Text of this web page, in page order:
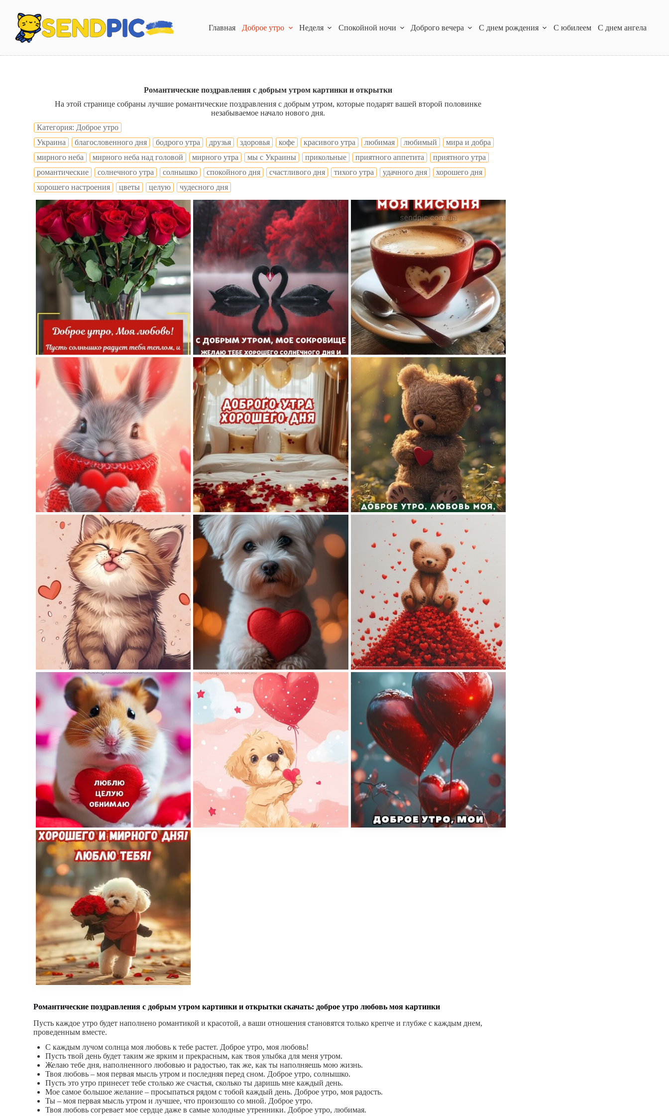
т
Главная Доброе утро Неделя Спокойной ночи Доброго вечера С днем рождения С юбилеем С днем ангела
Романтические поздравления с добрым утром картинки и открытки
На этой странице собраны лучшие романтические поздравления с добрым утром, которые подарят вашей второй половинке
незабываемое начало нового дня.
Категория: Доброе утро
Украина
благословенного дня бодрого утра друзья здоровья кофе красивого утра любимая любимый
мира и добра
мирного неба
мирного неба над головой мирного утра мы с Украины прикольные приятного аппетита
приятного утра
романтические
солнечного утра солнышко спокойного дня счастливого дня тихого утра удачного дня
хорошего дня
хорошего настроения
цветы целую чудесного дня
Романтические поздравления с добрым утром картинки и открытки скачать: доброе утро любовь моя картинки
Пусть каждое утро будет наполнено романтикой и красотой, а ваши отношения становятся только крепче и глубже с каждым днем,
проведенным вместе.
С каждым лучом солнца моя любовь к тебе растет. Доброе утро, моя любовь!
Пусть твой день будет таким же ярким и прекрасным, как твоя улыбка для меня утром.
Желаю тебе дня, наполненного любовью и радостью, так же, как ты наполняешь мою жизнь.
Твоя любовь – моя первая мысль утром и последняя перед сном. Доброе утро, солнышко.
Пусть это утро принесет тебе столько же счастья, сколько ты даришь мне каждый день.
Мое самое большое желание – просыпаться рядом с тобой каждый день. Доброе утро, моя радость.
Ты – моя первая мысль утром и лучшее, что произошло со мной. Доброе утро.
Твоя любовь согревает мое сердце даже в самые холодные утренники. Доброе утро, любимая.